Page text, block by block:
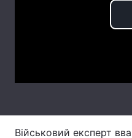
Військовий експерт